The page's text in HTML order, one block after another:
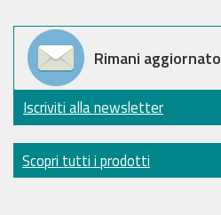
Rimani aggiornato
Iscriviti alla newsletter
Scopri tutti i prodotti